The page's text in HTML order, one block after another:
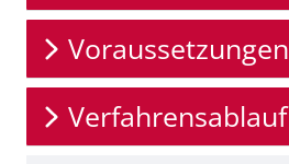
Voraussetzungen
Verfahrensablauf